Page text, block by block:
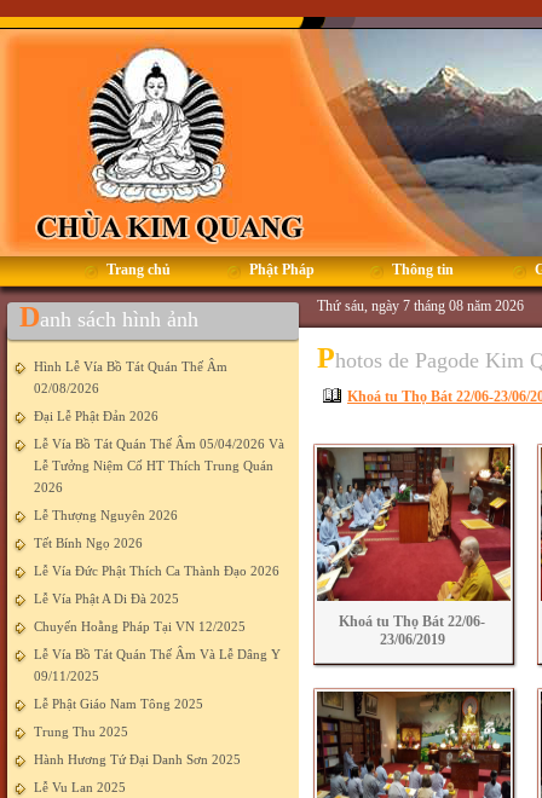
Trang chủ Phật Pháp Thông tin
Danh sách hình ảnh
Hình Lễ Vía Bồ Tát Quán Thế Âm
02/08/2026
Đại Lễ Phật Đản 2026
Lễ Vía Bồ Tát Quán Thế Âm 05/04/2026 Và
Lễ Tưởng Niệm Cố HT Thích Trung Quán
2026
Lễ Thượng Nguyên 2026
Tết Bính Ngọ 2026
Lễ Vía Đức Phật Thích Ca Thành Đạo 2026
Lễ Vía Phật A Di Đà 2025
Chuyến Hoằng Pháp Tại VN 12/2025
Lễ Vía Bồ Tát Quán Thế Âm Và Lễ Dâng Y
09/11/2025
Lễ Phật Giáo Nam Tông 2025
Trung Thu 2025
Hành Hương Tứ Đại Danh Sơn 2025
Lễ Vu Lan 2025
Thứ sáu, ngày 7 tháng 08 năm 2026
Photos de Pagode Kim
Khoá tu Thọ Bát 22/06-23/06/
Khoá tu Thọ Bát 22/06-
23/06/2019